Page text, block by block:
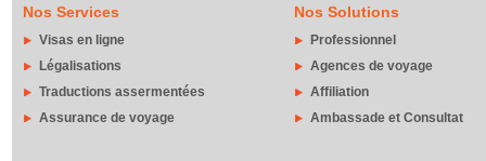
Nos Services
Visas en ligne
Légalisations
Traductions assermentées
Assurance de voyage
Nos Solutions
Professionnel
Agences de voyage
Affiliation
Ambassade et Consultat